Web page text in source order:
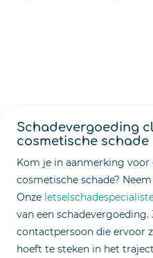
Schadevergoeding
cosmetische schade
Kom je in aanmerking voor
cosmetische schade?
Onze
van een
contactpersoon die ervoor
hoeft te steken in het